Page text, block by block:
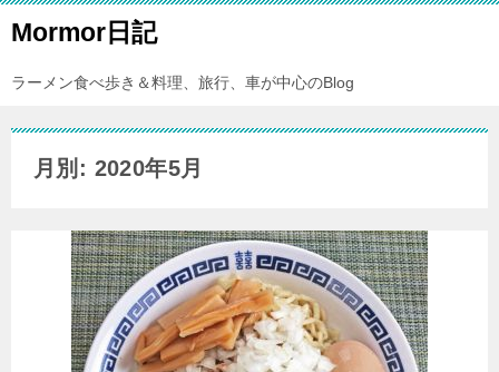
Mormor日記
ラーメン食べ歩き＆料理、旅行、車が中心のBlog
月別: 2020年5月